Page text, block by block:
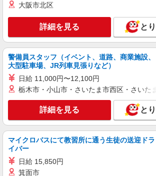
は2026年4月実績。 ※経験・
加給・優遇いたします。 ・各種手当 役職、通勤、
時間外、家族、目標達成、資
店舗名：市川インター店
田尻1丁目6番5号 ※入社時の人員状況により、近
隣の他店舗へ配属される可能
入社数年後は、関東全域（茨
県、埼玉県、神奈川県、栃木
梨県内での転居を伴う転勤が
キープ 詳
正社員
株式会社ケーズホールディングス
【2027年新卒採用】接客・
大・専門卒】 基本給
年4月実績。 ・各種手当 役職、通勤、時間外、家
族、目標達成、資格 等
※
均年収570万円 ※平均勤続年
店舗名：市川インター店
舗へ配属 ※入社時の人員状況
舗へ配属される可能性がご
後は、関東全域（茨城県、東
県、神奈川県、栃木県、群馬
詳
派遣社員
大阪市北区
詳細を見る と
警備員スタッフ（イベント、道路、商業施設、
大型駐車場、JR列車見張りなど）
日給 11,000円〜12,100円
栃木市・小山市・さいたま市西区・さいた
詳細を見る と
マイクロバスにて教習所に通う生徒の送迎ドラ
イバー
日給 15,850円
箕面市